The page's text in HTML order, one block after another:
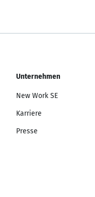
Unternehmen
New Work SE
Karriere
Presse